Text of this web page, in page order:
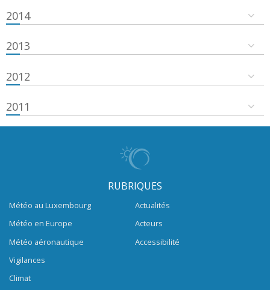
2014
2013
2012
2011
RUBRIQUES
Météo au Luxembourg
Météo en Europe
Météo aéronautique
Vigilances
Climat
Actualités
Acteurs
Accessibilité